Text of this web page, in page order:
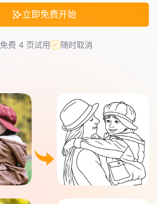
立即免费开始
免费 4 页试用 随时取消